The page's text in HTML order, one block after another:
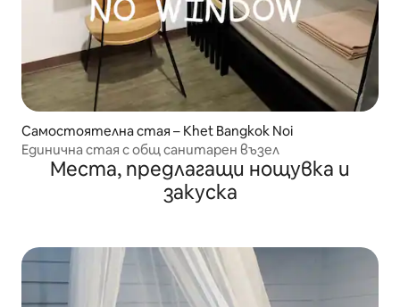
Самостоятелна стая – Khet Bangkok Noi
Единична стая с общ санитарен възел
Места, предлагащи нощувка и
закуска